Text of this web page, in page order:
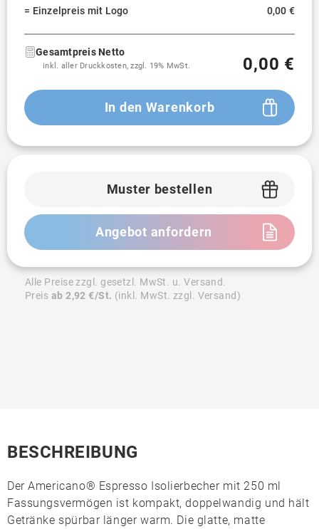
= Einzelpreis mit Logo 0,00 €
Gesamtpreis Netto
inkl. aller Druckkosten, zzgl. 19% MwSt. 0,00 €
In den Warenkorb
Muster bestellen
Angebot anfordern
Alle Preise zzgl. gesetzl. MwSt. u. Versand.
Preis ab 2,92 €/St. (inkl. MwSt. zzgl. Versand)
BESCHREIBUNG
DerAmericano® Espresso Isolierbechermit 250 ml
Fassungsvermögen ist kompakt, doppelwandig und hält
Getränke spürbar länger warm. Die glatte, matte